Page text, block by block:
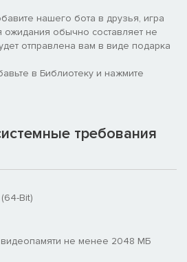
нашего бота в друзья, игра
ожидания обычно составляет не
отправлена вам в виде подарка
в Библиотеку и нажмите
требования
Bit)
не менее 2048 МБ